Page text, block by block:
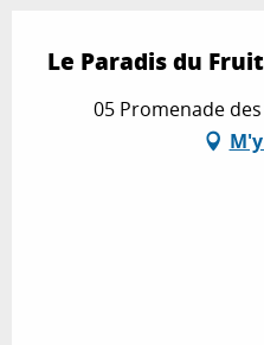
Le Paradis du Fruit
05 Promenade